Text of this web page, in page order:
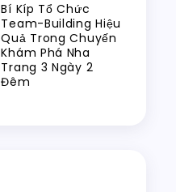
Bí Kíp Tổ Chức
Team-Building Hiệu
Quả Trong Chuyến
Khám Phá Nha
Trang 3 Ngày 2
Đêm